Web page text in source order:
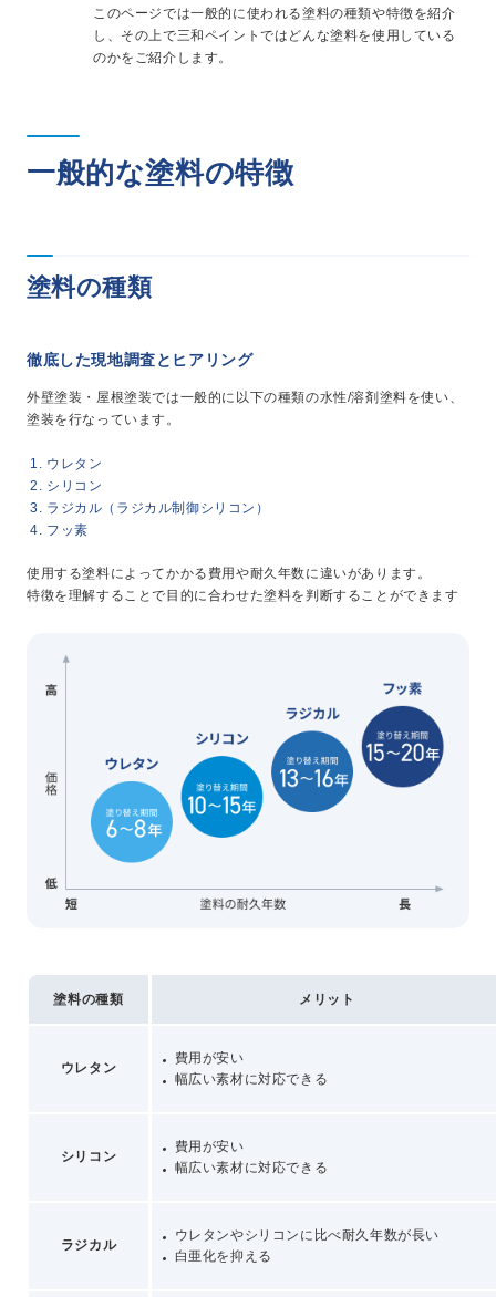
いえもる
外壁のミカタ（塗り替え相談所）
外壁セルフチェック
無料点検・お見積もり
メッセージ
キャリア形成
福利厚生・社内イベント
新卒採用
中途採用
ニュース
お問い合わせ
簡単Web見積もり（無料）
現地診断見積もり（無料）
無料点検
施工パートナー募集
総合お問い合わせ
コミュニティガイドライン
AIポリシー
特定商取引法に基づく表記
このページでは一般的に使われる塗料の種類や特徴を紹介
し、その上で三和ペイントではどんな塗料を使用している
のかをご紹介します。
一般的な塗料の特徴
塗料の種類
徹底した現地調査とヒアリング
外壁塗装・屋根塗装では一般的に以下の種類の水性/溶剤塗料を使い、
塗装を行なっています。
ウレタン
シリコン
ラジカル（ラジカル制御シリコン）
フッ素
使用する塗料によってかかる費用や耐久年数に違いがあります。
特徴を理解することで目的に合わせた塗料を判断することができます
塗料の種類 メリット
ウレタン
費用が安い
幅広い素材に対応できる
シリコン
費用が安い
幅広い素材に対応できる
ラジカル
ウレタンやシリコンに比べ耐久年数が長い
白亜化を抑える